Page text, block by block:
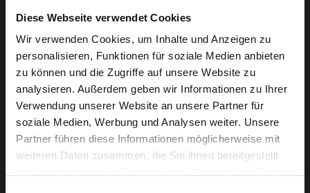
Diese Webseite verwendet Cookies
Wir verwenden Cookies, um Inhalte und Anzeigen zu
personalisieren, Funktionen für soziale Medien anbieten
zu können und die Zugriffe auf unsere Website zu
analysieren. Außerdem geben wir Informationen zu Ihrer
Verwendung unserer Website an unsere Partner für
soziale Medien, Werbung und Analysen weiter. Unsere
Partner führen diese Informationen möglicherweise mit
weiteren Daten zusammen, die Sie ihnen bereitgestellt